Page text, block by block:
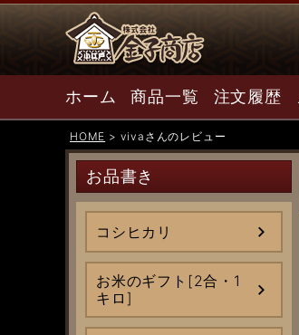
検索
ホーム 商品一覧 注文履歴
HOME vivaさんのレビュー
お品書き
コシヒカリ
お米のギフト[2合・1
キロ]